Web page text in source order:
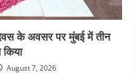
के अवसर पर मुंबई में तीन
August 7, 2026